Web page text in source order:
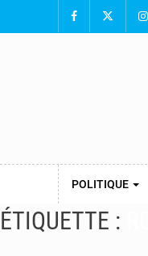
POLITIQUE
ÉTIQUETTE :